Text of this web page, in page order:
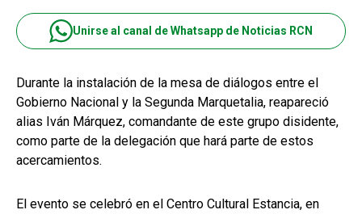
Unirse al canal de Whatsapp de Noticias RCN
Durante la instalación de la mesa de diálogos entre el
Gobierno Nacional y la Segunda Marquetalia, reapareció
alias Iván Márquez, comandante de este grupo disidente,
como parte de la delegación que hará parte de estos
acercamientos.
El evento se celebró en el Centro Cultural Estancia, en